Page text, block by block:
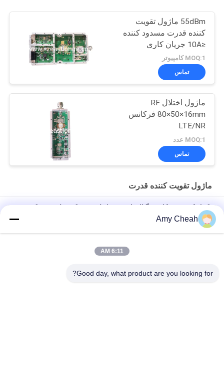
55dBm ماژول تقویت
کننده قدرت مسدود کننده
≤10A جریان کاری
MOQ:1 کامپیوتر
تماس
ماژول اختلال RF
80×50×16mm فرکانس
LTE/NR
MOQ:1 عدد
تماس
ماژول تقویت کننده قدرت
تکرار کننده خودکار سیگنال تلفن همراه / تقویت کننده / تقویت کننده
برای مسافرت
مینی قابل حمل سیگنال تلفن همراه 3G
Amy Cheah
6:11 AM
Good day, what product are you looking for?